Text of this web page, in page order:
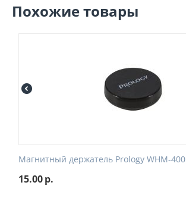
Похожие товары
Магнитный держатель Prology WHM-400
15.00р.